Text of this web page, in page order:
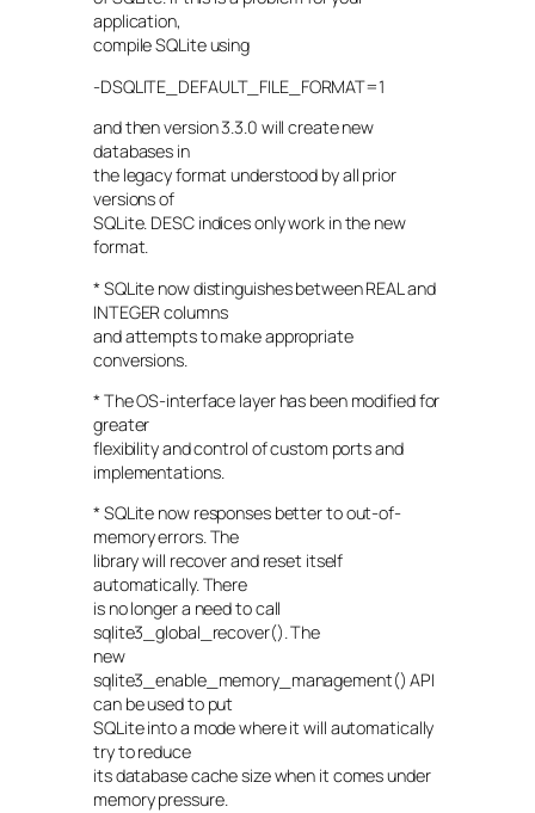
application,
compile SQLite using
-DSQLITE_DEFAULT_FILE_FORMAT=1
and then version 3.3.0 will create new
databases in
the legacy format understood by all prior
versions of
SQLite. DESC indices only work in the new
format.
* SQLite now distinguishes between REAL and
INTEGER columns
and attempts to make appropriate
conversions.
* The OS-interface layer has been modified for
greater
flexibility and control of custom ports and
implementations.
* SQLite now responses better to out-of-
memory errors. The
library will recover and reset itself
automatically. There
is no longer a need to call
sqlite3_global_recover(). The
new
sqlite3_enable_memory_management() API
can be used to put
SQLite into a mode where it will automatically
try to reduce
its database cache size when it comes under
memory pressure.